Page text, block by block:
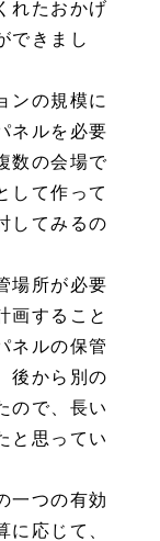
れたおかげ
できまし
ンの規模に
ネルを必要
数の会場で
して作って
してみるの
場所が必要
画すること
ネルの保管
後から別の
ので、長い
と思ってい
一つの有効
に応じて、